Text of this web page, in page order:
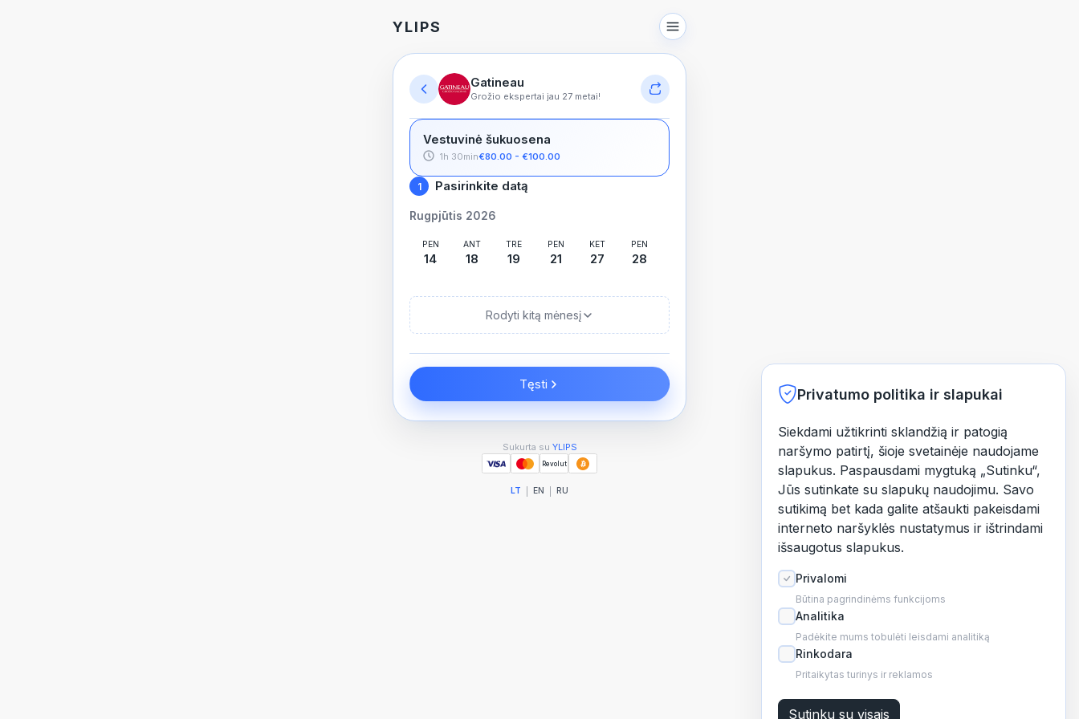
YLIPS
Gatineau
Grožio ekspertai jau 27 metai!
Vestuvinė šukuosena
1h 30min€80.00 - €100.00
1 Pasirinkite datą
Rugpjūtis 2026
PEN
14
ANT
18
TRE
19
PEN
21
KET
27
PEN
28
Rodyti kitą mėnesį
Tęsti
Sukurta su YLIPS
Revolut
LT EN RU
Privatumo politika ir slapukai
Siekdami užtikrinti sklandžią ir patogią
naršymo patirtį, šioje svetainėje naudojame
slapukus. Paspausdami mygtuką „Sutinku“,
Jūs sutinkate su slapukų naudojimu. Savo
sutikimą bet kada galite atšaukti pakeisdami
interneto naršyklės nustatymus ir ištrindami
išsaugotus slapukus.
Privalomi
Būtina pagrindinėms funkcijoms
Analitika
Padėkite mums tobulėti leisdami analitiką
Rinkodara
Pritaikytas turinys ir reklamos
Sutinku su visais